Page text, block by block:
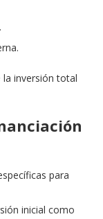
la inversión total
para
inicial como